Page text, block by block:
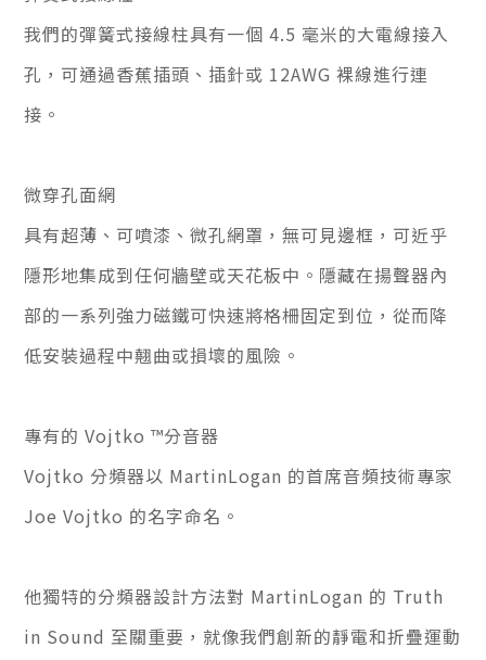
我們的彈簧式接線柱具有一個 4.5 毫米的大電線接入
孔，可通過香蕉插頭、插針或 12AWG 裸線進行連
接。
微穿孔面網
具有超薄、可噴漆、微孔網罩，無可見邊框，可近乎
隱形地集成到任何牆壁或天花板中。隱藏在揚聲器內
部的一系列強力磁鐵可快速將格柵固定到位，從而降
低安裝過程中翹曲或損壞的風險。
專有的 Vojtko ™分音器
Vojtko 分頻器以 MartinLogan 的首席音頻技術專家
Joe Vojtko 的名字命名。
他獨特的分頻器設計方法對 MartinLogan 的 Truth
in Sound 至關重要，就像我們創新的靜電和折疊運動